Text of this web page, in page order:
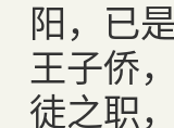
阳，已
王子侨
徒之职